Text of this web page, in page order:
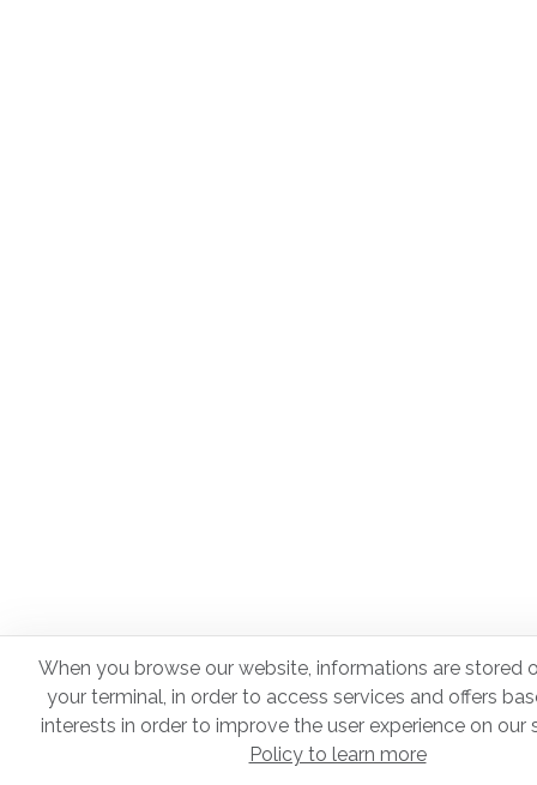
When you browse our website, informations are stored
your terminal, in order to access services and offers
interests in order to improve the user experience on our
Policy to learn more